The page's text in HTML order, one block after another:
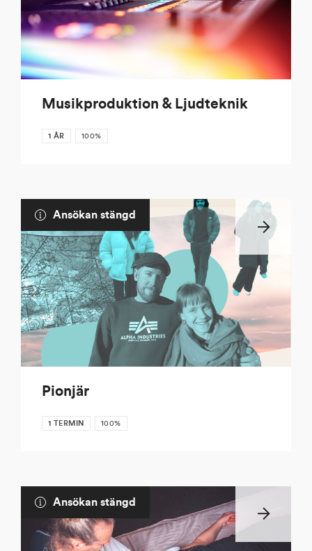
Musikproduktion & Ljudteknik
1 ÅR 100%
Ansökan stängd
Pionjär
1 TERMIN 100%
Ansökan stängd